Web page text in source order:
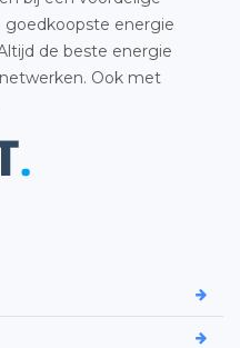
goedkoopste energie
de beste energie
Ook met